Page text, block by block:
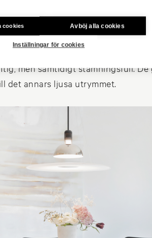
men samtidigt stämningsfull.
det annars ljusa utrymmet.
cookies Avböj alla cookies
Inställningar för cookies